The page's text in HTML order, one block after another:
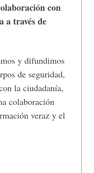
con
a través de
y difundimos
de seguridad,
la ciudadanía,
colaboración
veraz y el